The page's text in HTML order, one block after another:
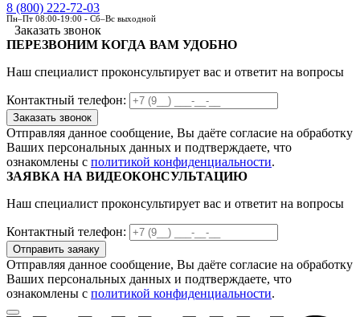
8 (800) 222-72-03
Пн–Пт 08:00-19:00 - Сб–Вс выходной
Заказать звонок
ПЕРЕЗВОНИМ КОГДА ВАМ УДОБНО
Наш специалист проконсультирует вас и ответит на вопросы
Контактный телефон:
Отправляя данное сообщение, Вы даёте согласие на обработку
Ваших персональных данных и подтверждаете, что
ознакомлены с политикой конфиденциальности.
ЗАЯВКА НА ВИДЕОКОНСУЛЬТАЦИЮ
Наш специалист проконсультирует вас и ответит на вопросы
Контактный телефон:
Отправляя данное сообщение, Вы даёте согласие на обработку
Ваших персональных данных и подтверждаете, что
ознакомлены с политикой конфиденциальности.